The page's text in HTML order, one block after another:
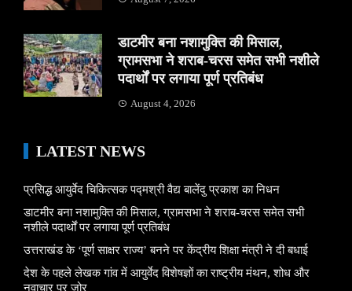
डाटमीर बना नशामुक्ति की मिसाल,
ग्रामसभा ने शराब-चरस समेत सभी नशीले
पदार्थों पर लगाया पूर्ण प्रतिबंध
August 4, 2026
LATEST NEWS
प्रसिद्ध आयुर्वेद चिकित्सक पद्मश्री वैद्य बालेंदु प्रकाश का निधन
डाटमीर बना नशामुक्ति की मिसाल, ग्रामसभा ने शराब-चरस समेत सभी
नशीले पदार्थों पर लगाया पूर्ण प्रतिबंध
उत्तराखंड के ‘पूर्ण साक्षर राज्य’ बनने पर केंद्रीय शिक्षा मंत्री ने दी बधाई
देश के पहले लेखक गांव में आयुर्वेद विशेषज्ञों का राष्ट्रीय मंथन, शोध और
नवाचार पर जोर